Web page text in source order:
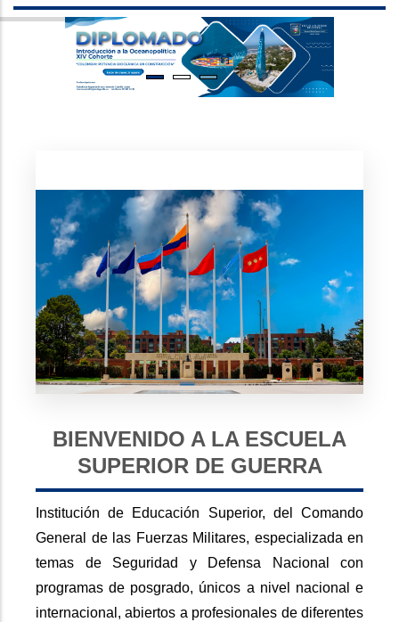
BIENVENIDO A LA ESCUELA
SUPERIOR DE GUERRA
Institución de Educación Superior, del Comando
General de las Fuerzas Militares, especializada en
temas de Seguridad y Defensa Nacional con
programas de posgrado, únicos a nivel nacional e
internacional, abiertos a profesionales de diferentes